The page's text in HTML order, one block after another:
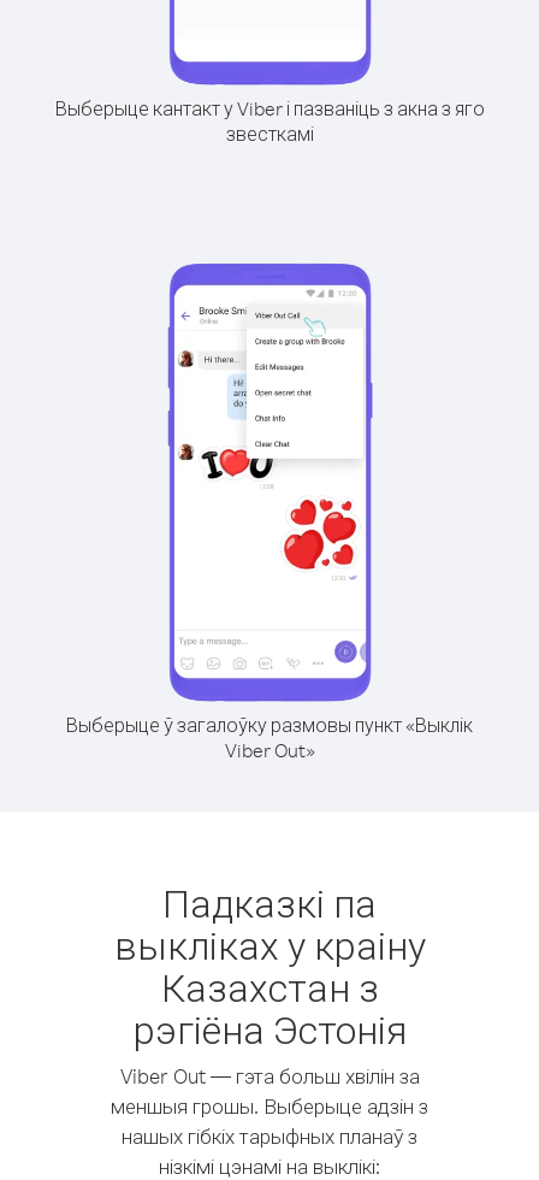
Выберыце кантакт у Viber і пазваніць з акна з яго
звесткамі
Выберыце ў загалоўку размовы пункт «Выклік
Viber Out»
Падказкі па
выкліках у краіну
Казахстан з
рэгіёна Эстонія
Viber Out — гэта больш хвілін за
меншыя грошы. Выберыце адзін з
нашых гібкіх тарыфных планаў з
нізкімі цэнамі на выклікі: